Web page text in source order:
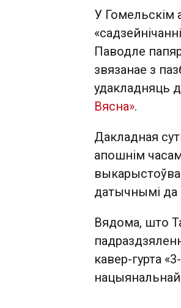
У Гомельскім
Паводле
звязанае з
удакладняць
Вясна».
Дакладная
апошнім
датычнымі да
Вядома, што
кавер-гурта
нацыянальнай